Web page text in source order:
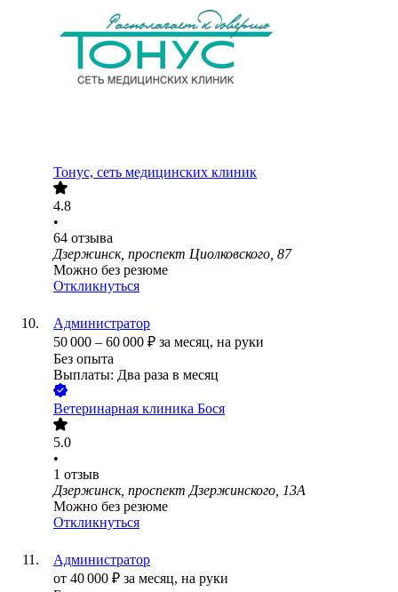
Тонус, сеть медицинских клиник
4.8
•
64 отзыва
Дзержинск, проспект Циолковского, 87
Можно без резюме
Откликнуться
Администратор
50 000 – 60 000 ₽ за месяц, на руки
Без опыта
Выплаты: Два раза в месяц
Ветеринарная клиника Бося
5.0
•
1 отзыв
Дзержинск, проспект Дзержинского, 13А
Можно без резюме
Откликнуться
Администратор
от 40 000 ₽ за месяц, на руки